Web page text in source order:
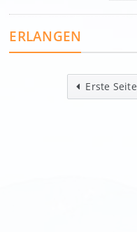
ERLANGEN
Erste Seite